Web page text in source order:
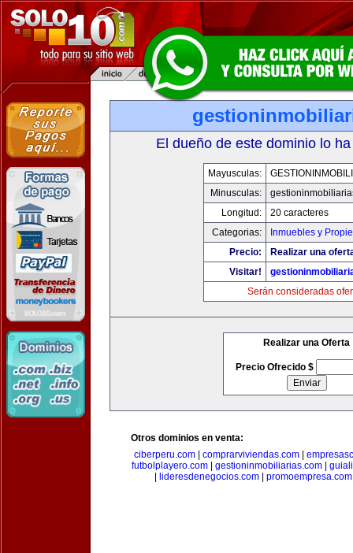
El dueño de este dominio lo
Mayusculas:
Minusculas:
Longitud:
20 caracteres
Categorias:
Inmuebles y
Precio:
Realizar una
Visitar!
Serán consideradas
Realizar una Oferta
Precio Ofrecido $
Otros dominios en venta:
ciberperu.com
comprarviviendas.com
futbolplayero.com| gestioninmobiliarias.com|
lideresdenegocios.com promoempresa.com